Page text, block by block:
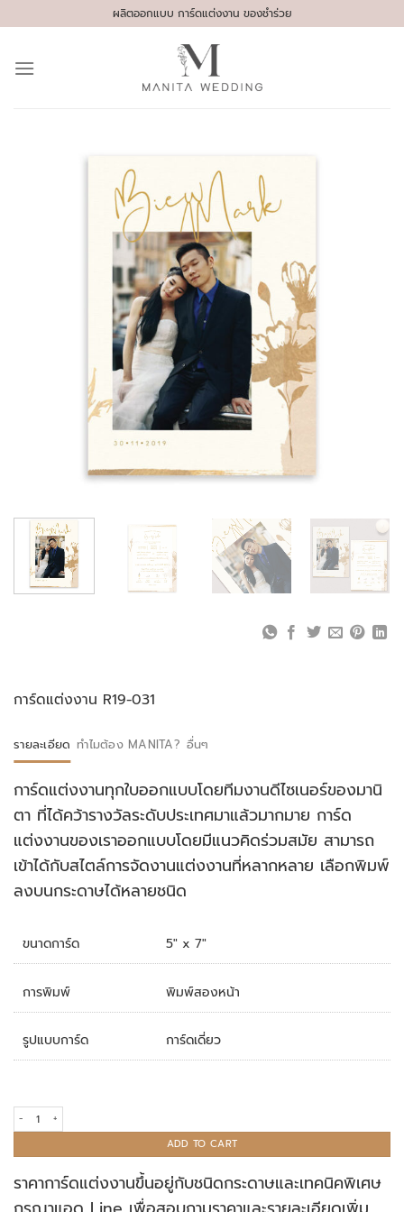
to
ผลิตออกแบบ การ์ดแต่งงาน ของชำร่วย
การ์ดแต่งงาน R19-031
รายละเอียด ทำไมต้อง MANITA? อื่นๆ
การ์ดแต่งงานทุกใบออกแบบโดยทีมงานดีไซเนอร์ของมานิ
ตา ที่ได้คว้ารางวัลระดับประเทศมาแล้วมากมาย การ์ด
แต่งงานของเราออกแบบโดยมีแนวคิดร่วมสมัย สามารถ
เข้าได้กับสไตล์การจัดงานแต่งงานที่หลากหลาย เลือกพิมพ์
ลงบนกระดาษได้หลายชนิด
ขนาดการ์ด 5" x 7"
การพิมพ์ พิมพ์สองหน้า
รูปแบบการ์ด การ์ดเดี่ยว
การ์ดแต่งงาน R19-031 quantity
ADD TO CART
ราคาการ์ดแต่งงานขึ้นอยู่กับชนิดกระดาษและเทคนิคพิเศษ